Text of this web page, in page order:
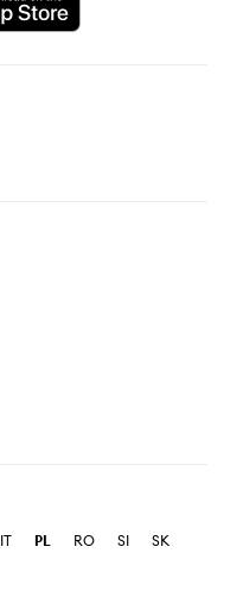
IT PL RO SI
SK